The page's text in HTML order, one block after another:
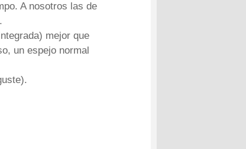
A nosotros las de
mejor que
un espejo normal